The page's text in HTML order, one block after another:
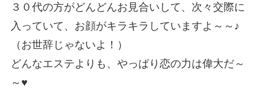
３０代の方がどんどんお見合いして、次々交際に
入っていて、お顔がキラキラしていますよ～～♪
（お世辞じゃないよ！）
どんなエステよりも、やっぱり恋の力は偉大だ～
～♥